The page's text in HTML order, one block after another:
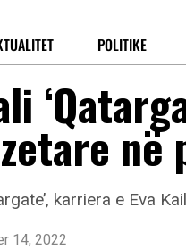
POLITIKE
14, 2022